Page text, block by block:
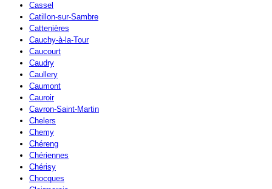
Cassel
Catillon-sur-Sambre
Cattenières
Cauchy-à-la-Tour
Caucourt
Caudry
Caullery
Caumont
Cauroir
Cavron-Saint-Martin
Chelers
Chemy
Chéreng
Chériennes
Chérisy
Chocques